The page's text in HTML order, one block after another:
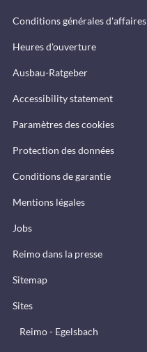
Conditions générales d'affaires
Heures d'ouverture
Ausbau-Ratgeber
Accessibility statement
Paramètres des cookies
Protection des données
Conditions de garantie
Mentions légales
Jobs
Reimo dans la presse
Sitemap
Sites
Reimo - Egelsbach